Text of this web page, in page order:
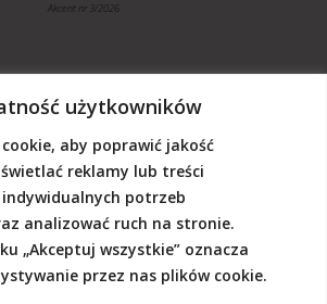
użytkowników
aby poprawić jakość
reklamy lub treści
potrzeb
analizować ruch na stronie.
„Akceptuj wszystkie” oznacza
przez nas plików cookie.
Akcent nr 3/2026
niezależnym, utrzymujemy się z dotacji
Będziemy wdzięczni, jeśli zechcą nas
wesprzeć dowolną kwotą.
„Akcent”, ul. Grodzka 3, 20-112 Lublin
50124015031111000017528667
na działalność statutową Wschodniej
Akcent w sferze pożytku publicznego)